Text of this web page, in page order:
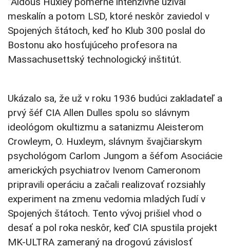
meskalín a potom LSD, ktoré neskôr zaviedol v
Spojených štátoch, keď ho Klub 300 poslal do
Bostonu ako hosťujúceho profesora na
Massachusettský technologický inštitút.
Ukázalo sa, že už v roku 1936 budúci zakladateľ a
prvý šéf CIA Allen Dulles spolu so slávnym
ideológom okultizmu a satanizmu Aleisterom
Crowleym, O. Huxleym, slávnym švajčiarskym
psychológom Carlom Jungom a šéfom Asociácie
amerických psychiatrov Ivenom Cameronom
pripravili operáciu a začali realizovať rozsiahly
experiment na zmenu vedomia mladých ľudí v
Spojených štátoch. Tento vývoj prišiel vhod o
desať a pol roka neskôr, keď CIA spustila projekt
MK-ULTRA zameraný na drogovú závislosť